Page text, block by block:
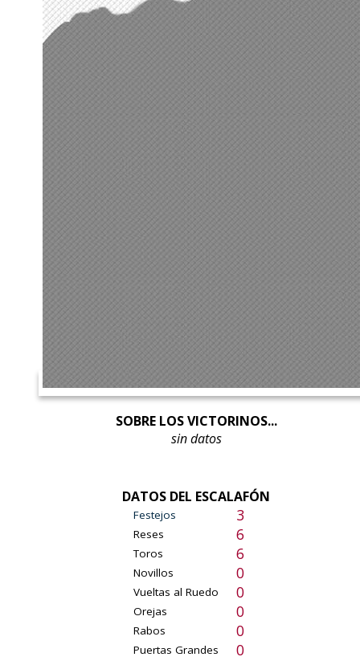
SOBRE LOS VICTORINOS...
sin datos
DATOS DEL ESCALAFÓN
Festejos 3
Reses 6
Toros 6
Novillos 0
Vueltas al Ruedo 0
Orejas 0
Rabos 0
Puertas Grandes 0